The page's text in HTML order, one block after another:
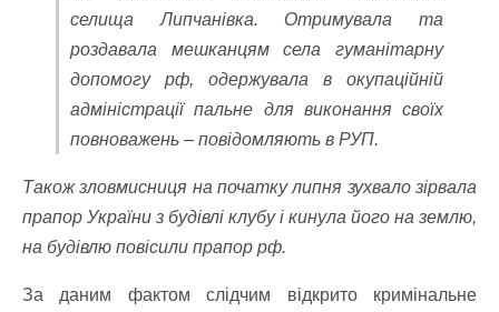
селища Липчанівка. Отримувала та
роздавала мешканцям села гуманітарну
допомогу рф, одержувала в окупаційній
адміністрації пальне для виконання своїх
повноважень – повідомляють в РУП.
Також зловмисниця на початку липня зухвало зірвала
прапор України з будівлі клубу і кинула його на землю,
на будівлю повісили прапор рф.
За даним фактом слідчим відкрито кримінальне